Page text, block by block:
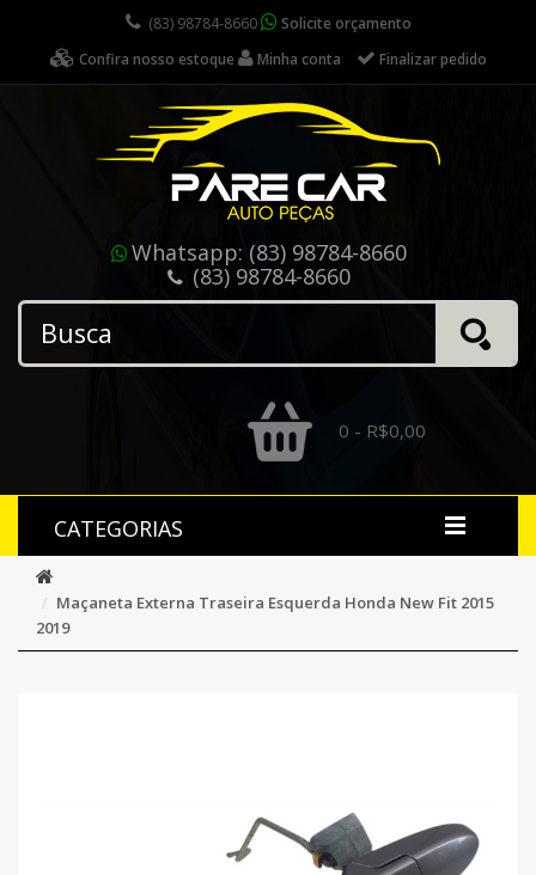
(83) 98784-8660
Solicite orçamento
Confira nosso estoque
Minha conta Finalizar pedido
Whatsapp: (83) 98784-8660
(83) 98784-8660
0 - R$0,00
CATEGORIAS
Maçaneta Externa Traseira Esquerda Honda New Fit 2015
2019